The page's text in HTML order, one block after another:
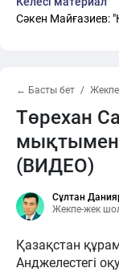
Сәкен Майғазиев:
← Басты бет
Төрехан
(ВИДЕО)
Сұлтан
Жекпе-жек
Қазақстан
Анджелестегі